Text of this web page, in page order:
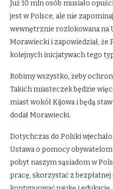
Już 10 mln osób musiało
jest w Polsce, ale nie
wewnętrznie rozlokowana na
Morawiecki i zapowiedział, że
kolejnych inicjatywach tego
Robimy wszystko, żeby
Takich miasteczek będzie
miast wokół Kijowa i będą
dodał Morawiecki.
Dotychczas do Polski
Ustawa o pomocy
pobyt naszym sąsiadom w
pracę, skorzystać z